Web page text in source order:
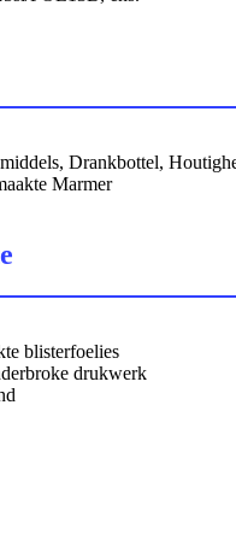
Drankbottel,
Marmer
blisterfoelies
drukwerk